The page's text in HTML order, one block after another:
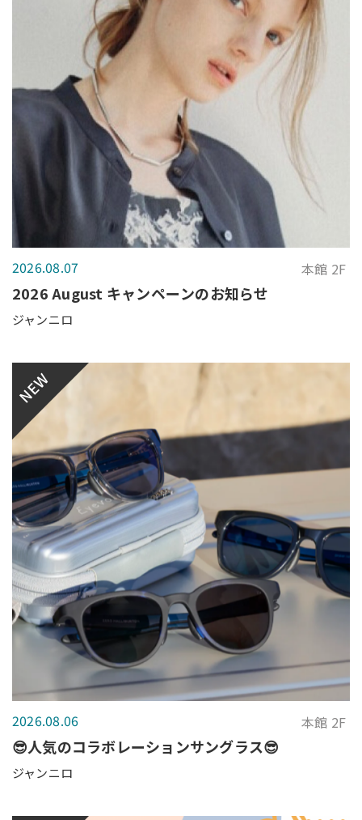
2026.08.07 本館 2F
2026 August キャンペーンのお知らせ
ジャンニロ
NEW
2026.08.06 本館 2F
😎人気のコラボレーションサングラス😎
ジャンニロ